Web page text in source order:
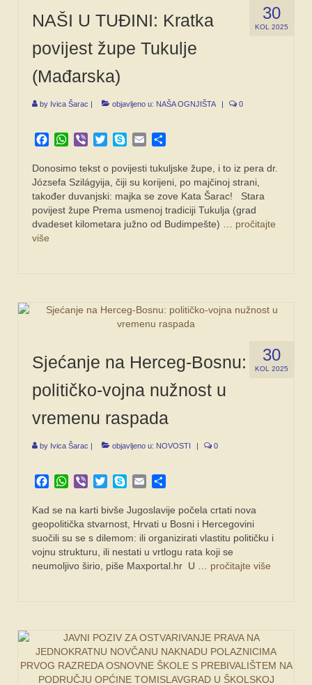
30
KOL 2025
NAŠI U TUĐINI: Kratka
povijest župe Tukulje
(Mađarska)
by Ivica Šarac objavljeno u: NAŠA OGNJIŠTA 0
Facebook
WhatsApp
Viber TwitterSkypeEmail
Donosimo tekst o povijesti tukuljske župe, i to iz pera dr.
Józsefa Szilágyija, čiji su korijeni, po majčinoj strani,
također duvanjski: majka se zove Kata Šarac! Stara
povijest župe Prema usmenoj tradiciji Tukulja (grad
dvadeset kilometara južno od Budimpešte) … pročitajte
više
30
KOL 2025
Sjećanje na Herceg-Bosnu:
političko-vojna nužnost u
vremenu raspada
by Ivica Šarac objavljeno u: NOVOSTI 0
Facebook
WhatsApp
Viber TwitterSkypeEmail
Kad se na karti bivše Jugoslavije počela crtati nova
geopolitička stvarnost, Hrvati u Bosni i Hercegovini
suočili su se s dilemom: ili organizirati vlastitu političku i
vojnu strukturu, ili nestati u vrtlogu rata koji se
neumoljivo širio, piše Maxportal.hr U … pročitajte više